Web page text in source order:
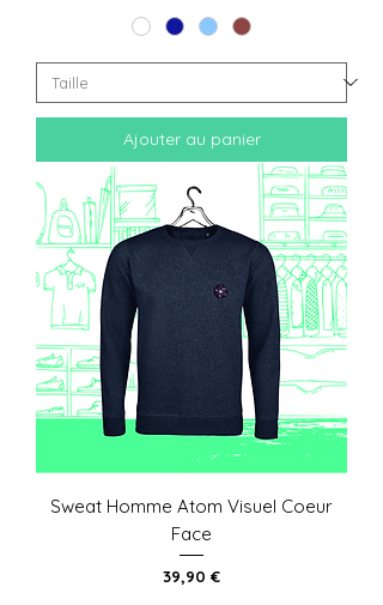
Ajouter au panier
Sweat Homme Atom Visuel Coeur
Face
Prix
39,90 €